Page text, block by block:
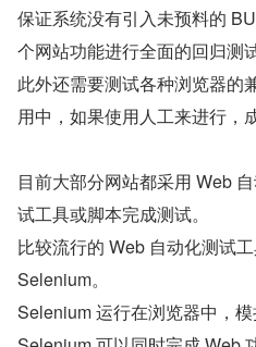
保证系统没有引入未预料的
个网站功能进行全面的回归测试
此外还需要测试各种浏览器的
用中，如果使用人工来进行，
目前大部分网站都采用 Web
试工具或脚本完成测试。
比较流行的 Web 自动化测试
Selenium。
Selenium 运行在浏览器中，